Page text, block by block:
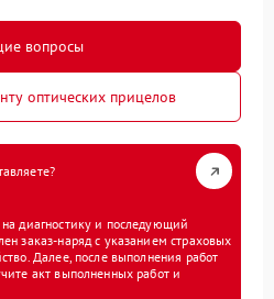
вопросы
оптических прицелов
диагностику и последующий
заказ-наряд с указанием страховых
Далее, после выполнения работ
акт выполненных работ и